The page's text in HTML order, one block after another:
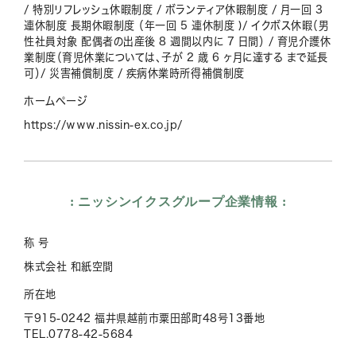
/ 特別リフレッシュ休暇制度 / ボランティア休暇制度 / 月一回 3
連休制度 長期休暇制度 （年一回 5 連休制度 )/ イクボス休暇（男
性社員対象 配偶者の出産後 8 週間以内に 7 日間） / 育児介護休
業制度（育児休業については、子が 2 歳 6 ヶ月に達する まで延長
可）/ 災害補償制度 / 疾病休業時所得補償制度
ホームページ
https://www.nissin-ex.co.jp/
ニッシンイクスグループ企業情報
称 号
株式会社 和紙空間
所在地
〒915-0242 福井県越前市粟田部町48号13番地
TEL.0778-42-5684